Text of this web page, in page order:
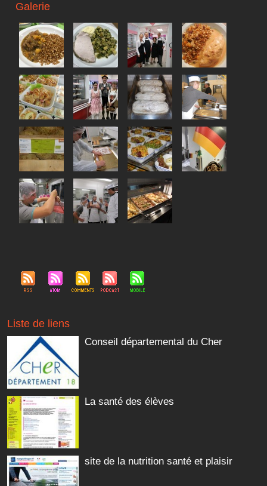
Galerie
Liste de liens
Conseil départemental du Cher
La santé des élèves
site de la nutrition santé et plaisir